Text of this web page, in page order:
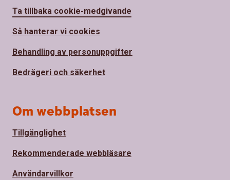
Ta tillbaka cookie-medgivande
Så hanterar vi cookies
Behandling av personuppgifter
Bedrägeri och säkerhet
Om webbplatsen
Tillgänglighet
Rekommenderade webbläsare
Användarvillkor